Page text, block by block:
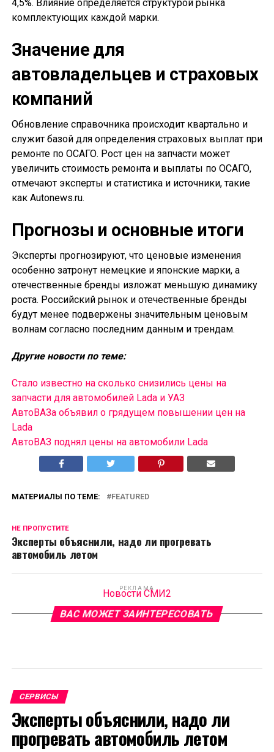
4,5%. Влияние определяется структурой рынка
комплектующих каждой марки.
Значение для
автовладельцев и страховых
компаний
Обновление справочника происходит квартально и
служит базой для определения страховых выплат при
ремонте по ОСАГО. Рост цен на запчасти может
увеличить стоимость ремонта и выплаты по ОСАГО,
отмечают эксперты и статистика и источники, такие
как Autonews.ru.
Прогнозы и основные итоги
Эксперты прогнозируют, что ценовые изменения
особенно затронут немецкие и японские марки, а
отечественные бренды изложат меньшую динамику
роста. Российский рынок и отечественные бренды
будут менее подвержены значительным ценовым
волнам согласно последним данным и трендам.
Другие новости по теме:
Стало известно на сколько снизились цены на
запчасти для автомобилей Lada и УАЗ
АвтоВАЗа объявил о грядущем повышении цен на
Lada
АвтоВАЗ поднял цены на автомобили Lada
МАТЕРИАЛЫ ПО ТЕМЕ: FEATURED
НЕ ПРОПУСТИТЕ
Эксперты объяснили, надо ли прогревать
автомобиль летом
РЕКЛАМА
Новости СМИ2
ВАС МОЖЕТ ЗАИНТЕРЕСОВАТЬ
СЕРВИСЫ
Эксперты объяснили, надо ли
прогревать автомобиль летом